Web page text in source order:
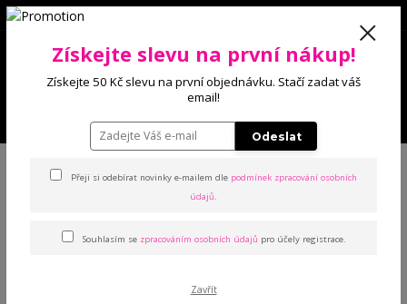
0 Kč
legíny
Získejte slevu na první nákup!
Získejte 50 Kč slevu na první objednávku. Stačí zadat váš
email!
Odeslat
Přeji si odebírat novinky e-mailem dle podmínek zpracování osobních
údajů.
Souhlasím se zpracováním osobních údajů pro účely registrace.
Zavřít